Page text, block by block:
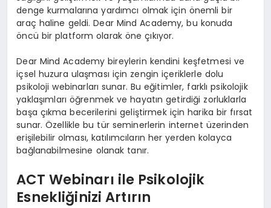
denge kurmalarına yardımcı olmak için önemli bir
araç haline geldi. Dear Mind Academy, bu konuda
öncü bir platform olarak öne çıkıyor.
Dear Mind Academy bireylerin kendini keşfetmesi ve
içsel huzura ulaşması için zengin içeriklerle dolu
psikoloji webinarları sunar. Bu eğitimler, farklı psikolojik
yaklaşımları öğrenmek ve hayatın getirdiği zorluklarla
başa çıkma becerilerini geliştirmek için harika bir fırsat
sunar. Özellikle bu tür seminerlerin internet üzerinden
erişilebilir olması, katılımcıların her yerden kolayca
bağlanabilmesine olanak tanır.
ACT Webinarı ile Psikolojik
Esnekliğinizi Artırın